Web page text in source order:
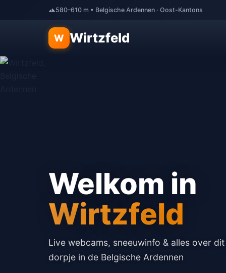
580–610 m • Belgische Ardennen · Oost-Kantons
W Wirtzfeld
Welkom in
Wirtzfeld
Live webcams, sneeuwinfo & alles over
dorpje in de Belgische Ardennen